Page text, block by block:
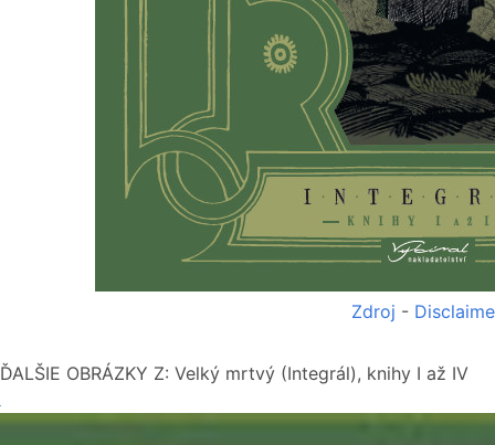
Zdroj -
ĎALŠIE OBRÁZKY Z: Velký mrtvý (Integrál), knihy I až IV